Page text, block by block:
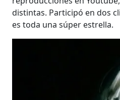
distintas. Participó en dos
es toda una súper estrella.